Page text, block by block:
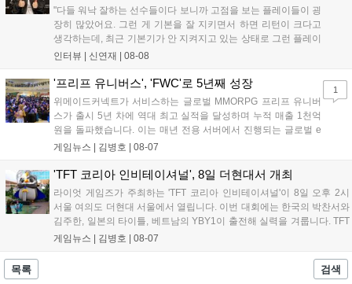
"다들 워낙 잘하는 선수들이다 보니까 고점을 보는 플레이들이 굉
장히 많았어요. 그런 게 기본을 잘 지키면서 하면 리턴이 크다고
생각하는데, 최근 기본기가 안 지켜지고 있는 상태로 그런 플레이
를 추구하다 보니까 팀적으로 안 좋은 사고가 계속 많이 났던 것
LoL 챔피언스 코리아(LCK)'...
인터뷰 | 신연재 08-08
'프리프 유니버스', 'FWC'로 5년째 성장
위메이드커넥트가 서비스하는 글로벌 MMORPG 프리프 유니버
스가 출시 5년 차에 역대 최고 실적을 달성하며 누적 매출 1천억
원을 돌파했습니다. 이는 매년 전용 서버에서 진행되는 글로벌 e
스포츠 대회 FWC의 영향이 큽니다. FWC는 이용자가 동일한 조
은 전년 대비 매출과 이용자 지표가 대폭 상승하는 성과를 냈습니
다. 오는 10월 필리핀 마닐라에서 총상금 11만 달러 규모의 제4회
FWC 그랜드 파이널이 개최될 예정이며, 위메이드커넥트는 이를
통해 커뮤니티 중심의 장기 성장 모델을 지속할 방침입니다....
게임뉴스 | 김병호 08-07
1
'TFT 코리아 인비테이셔널', 8일 더현대서 개최
라이엇 게임즈가 주최하는 'TFT 코리아 인비테이셔널'이 8일 오후 2시
서울 여의도 더현대 서울에서 열립니다. 이번 대회에는 한국의 박찬서와
김주한, 일본의 타이틀, 베트남의 YBY1이 출전해 실력을 겨룹니다. TFT
는 소속팀 없이 개인 자격으로 참가하는 독특한 대회 구조를 가지며, 누
17일까지 이어지는 이번 행사는 신규 세트 체험과 공연 등 다양한 즐길
거리를 제공하며, 이후 현대백화점 판교점에서도 행사가 이어질 예정입
게임뉴스 | 김병호 08-07
목록 검색